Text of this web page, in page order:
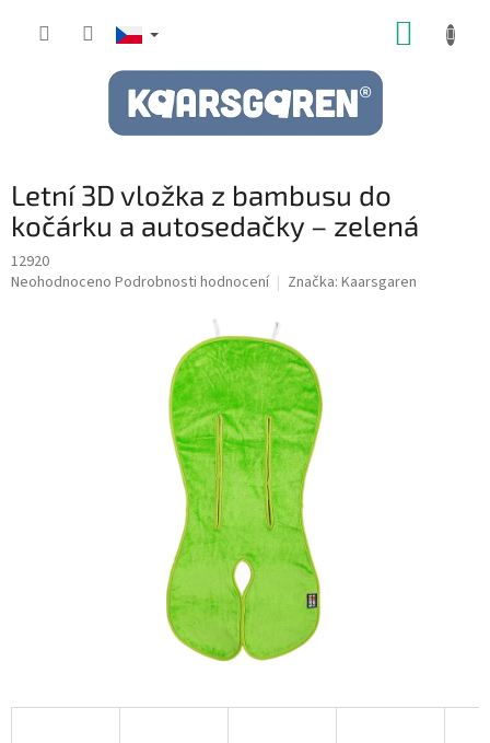
Letní 3D vložka z bambusu do
kočárku a autosedačky – zelená
12920
Průměrné
Neohodnoceno Podrobnosti hodnocení Značka: Kaarsgaren